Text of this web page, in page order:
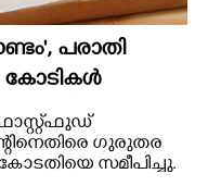
പരാതി
ദമ്പതികൾ
ഗുരുതര
സമീപിച്ചു.